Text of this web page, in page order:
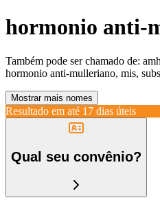
hormonio anti-
Também pode ser chamado de:
hormonio anti-mulleriano, mis,
Mostrar mais nomes
Resultado em até 17 dias úteis
Qual seu convênio?